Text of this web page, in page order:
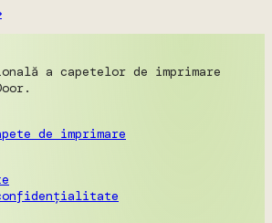
a capetelor de imprimare
de imprimare